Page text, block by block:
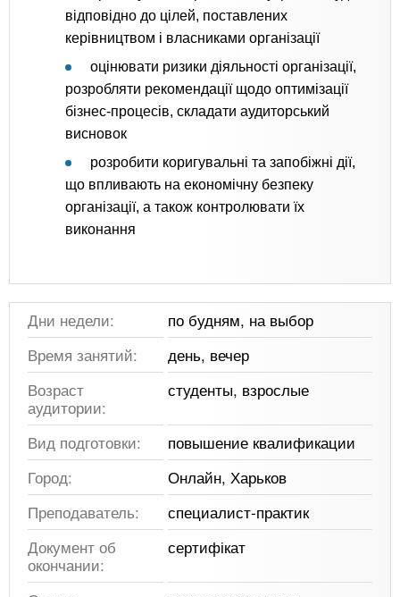
відповідно до цілей, поставлених
керівництвом і власниками організації
оцінювати ризики діяльності організації,
розробляти рекомендації щодо оптимізації
бізнес-процесів, складати аудиторський
висновок
розробити коригувальні та запобіжні дії,
що впливають на економічну безпеку
організації, а також контролювати їх
виконання
Дни недели:
по будням, на выбор
Время занятий:
день, вечер
Возраст
аудитории:
студенты, взрослые
Вид подготовки:
повышение квалификации
Город:
Онлайн, Харьков
Преподаватель:
специалист-практик
Документ об
окончании:
сертифікат